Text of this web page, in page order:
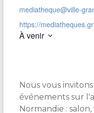
mediatheque@ville-
https://
À venir
c
t
i
Nous vous
événements sur
Normandie :